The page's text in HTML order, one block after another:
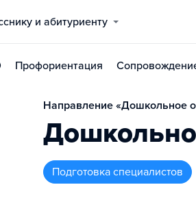
и абитуриенту
Профориентация
Направление «Дошкольное
подготовка специалистов